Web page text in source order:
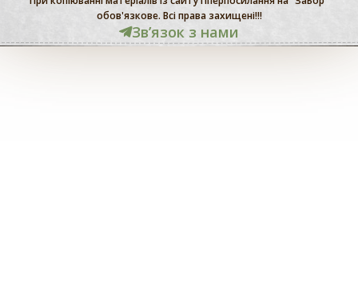
обов'язкове. Всі права захищені!!!
Звʼязок з нами